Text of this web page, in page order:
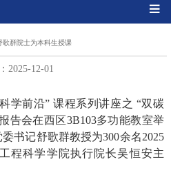
歌群院士为本科生授课
2025-12-01
学前沿” 课程系列讲座之 “双碳
告会在西区3B103多功能教室举
书记舒歌群教授为300余名2025
程科学学院执行院长吴恒安主